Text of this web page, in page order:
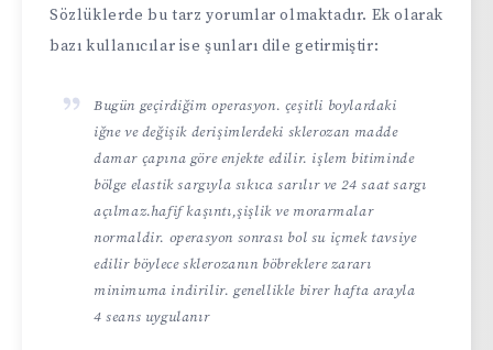
Sözlüklerde bu tarz yorumlar olmaktadır. Ek olarak
bazı kullanıcılar ise şunları dile getirmiştir:
Bugün geçirdiğim operasyon. çeşitli boylardaki
iğne ve değişik derişimlerdeki sklerozan madde
damar çapına göre enjekte edilir. işlem bitiminde
bölge elastik sargıyla sıkıca sarılır ve 24 saat sargı
açılmaz.hafif kaşıntı,şişlik ve morarmalar
normaldir. operasyon sonrası bol su içmek tavsiye
edilir böylece sklerozanın böbreklere zararı
minimuma indirilir. genellikle birer hafta arayla
4 seans uygulanır